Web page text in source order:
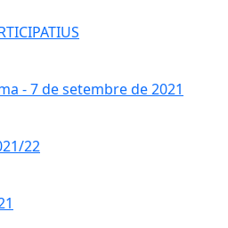
- 7 de setembre de 2021
- 7 de setembre de 2021
22
22